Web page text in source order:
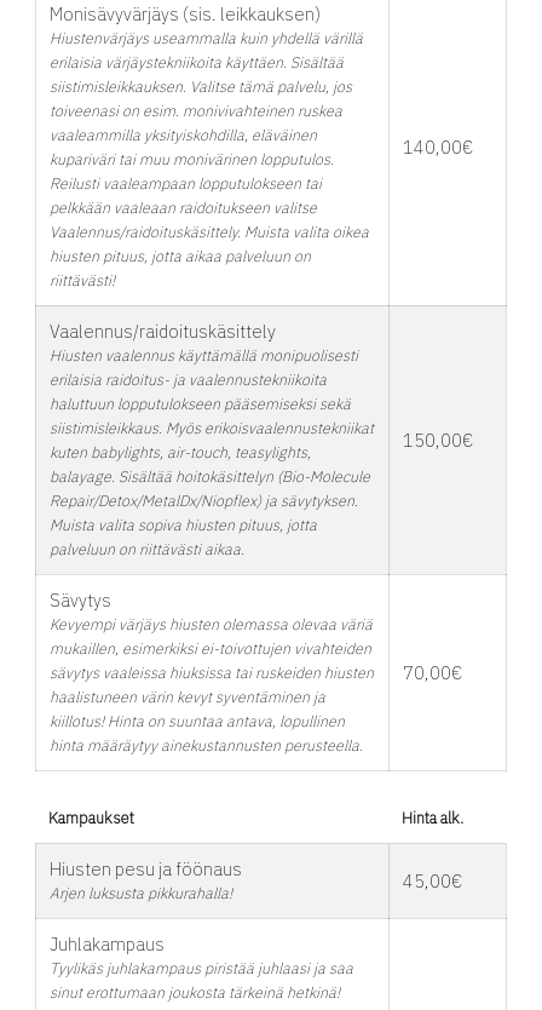
Monisävyvärjäys (sis. leikkauksen)
Hiustenvärjäys useammalla kuin yhdellä värillä
erilaisia värjäystekniikoita käyttäen. Sisältää
siistimisleikkauksen. Valitse tämä palvelu, jos
toiveenasi on esim. monivivahteinen ruskea
vaaleammilla yksityiskohdilla, eläväinen
kupariväri tai muu monivärinen lopputulos.
Reilusti vaaleampaan lopputulokseen tai
pelkkään vaaleaan raidoitukseen valitse
Vaalennus/raidoituskäsittely. Muista valita oikea
hiusten pituus, jotta aikaa palveluun on
riittävästi!
140,00€
Vaalennus/raidoituskäsittely
Hiusten vaalennus käyttämällä monipuolisesti
erilaisia raidoitus- ja vaalennustekniikoita
haluttuun lopputulokseen pääsemiseksi sekä
siistimisleikkaus. Myös erikoisvaalennustekniikat
kuten babylights, air-touch, teasylights,
balayage. Sisältää hoitokäsittelyn (Bio-Molecule
Repair/Detox/MetalDx/Niopflex) ja sävytyksen.
Muista valita sopiva hiusten pituus, jotta
palveluun on riittävästi aikaa.
150,00€
Sävytys
Kevyempi värjäys hiusten olemassa olevaa väriä
mukaillen, esimerkiksi ei-toivottujen vivahteiden
sävytys vaaleissa hiuksissa tai ruskeiden hiusten
haalistuneen värin kevyt syventäminen ja
kiillotus! Hinta on suuntaa antava, lopullinen
hinta määräytyy ainekustannusten perusteella.
70,00€
Kampaukset Hinta alk.
Hiusten pesu ja föönaus
Arjen luksusta pikkurahalla! 45,00€
Juhlakampaus
Tyylikäs juhlakampaus piristää juhlaasi ja saa
sinut erottumaan joukosta tärkeinä hetkinä!